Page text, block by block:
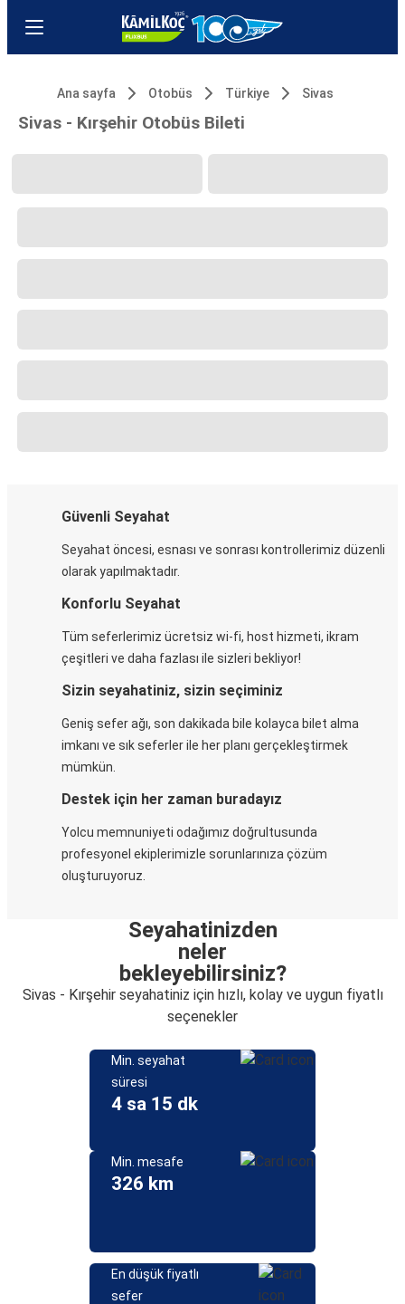
Ana sayfa Otobüs Türkiye Sivas
Sivas - Kırşehir Otobüs Bileti
Güvenli Seyahat
Seyahat öncesi, esnası ve sonrası kontrollerimiz düzenli
olarak yapılmaktadır.
Konforlu Seyahat
Tüm seferlerimiz ücretsiz wi-fi, host hizmeti, ikram
çeşitleri ve daha fazlası ile sizleri bekliyor!
Sizin seyahatiniz, sizin seçiminiz
Geniş sefer ağı, son dakikada bile kolayca bilet alma
imkanı ve sık seferler ile her planı gerçekleştirmek
mümkün.
Destek için her zaman buradayız
Yolcu memnuniyeti odağımız doğrultusunda
profesyonel ekiplerimizle sorunlarınıza çözüm
oluşturuyoruz.
Seyahatinizden
neler
bekleyebilirsiniz?
Sivas - Kırşehir seyahatiniz için hızlı, kolay ve uygun fiyatlı
seçenekler
Min. seyahat
süresi
4 sa 15 dk
Min. mesafe
326 km
En düşük fiyatlı
sefer